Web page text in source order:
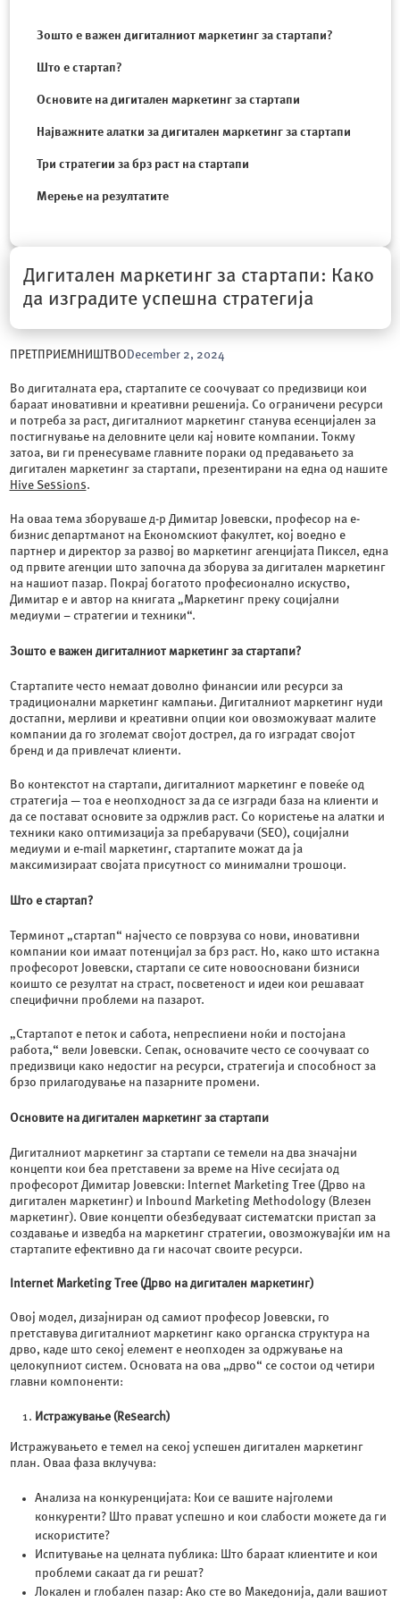
Зошто е важен дигиталниот маркетинг за стартапи?
Што е стартап?
Основите на дигитален маркетинг за стартапи
Најважните алатки за дигитален маркетинг за стартапи
Три стратегии за брз раст на стартапи
Мерење на резултатите
Дигитален маркетинг за стартапи: Како
да изградите успешна стратегија
ПРЕТПРИЕМНИШТВО December 2, 2024
Во дигиталната ера, стартапите се соочуваат со предизвици кои
бараат иновативни и креативни решенија. Со ограничени ресурси
и потреба за раст, дигиталниот маркетинг станува есенцијален за
постигнување на деловните цели кај новите компании. Токму
затоа, ви ги пренесуваме главните пораки од предавањето за
дигитален маркетинг за стартапи, презентирани на една од нашите
Hive Sessions.
На оваа тема зборуваше д-р Димитар Јовевски, професор на е-
бизнис департманот на Економскиот факултет, кој воедно е
партнер и директор за развој во маркетинг агенцијата Пиксел, една
од првите агенции што започна да зборува за дигитален маркетинг
на нашиот пазар. Покрај богатото професионално искуство,
Димитар е и автор на книгата „Маркетинг преку социјални
медиуми – стратегии и техники“.
Зошто е важен дигиталниот маркетинг за стартапи?
Стартапите често немаат доволно финансии или ресурси за
традиционални маркетинг кампањи. Дигиталниот маркетинг нуди
достапни, мерливи и креативни опции кои овозможуваат малите
компании да го зголемат својот дострел, да го изградат својот
бренд и да привлечат клиенти.
Во контекстот на стартапи, дигиталниот маркетинг е повеќе од
стратегија — тоа е неопходност за да се изгради база на клиенти и
да се постават основите за одржлив раст. Со користење на алатки и
техники како оптимизација за пребарувачи (SEO), социјални
медиуми и е-mail маркетинг, стартапите можат да ја
максимизираат својата присутност со минимални трошоци.
Што е стартап?
Терминот „стартап“ најчесто се поврзува со нови, иновативни
компании кои имаат потенцијал за брз раст. Но, како што истакна
професорот Јовевски, стартапи се сите новоосновани бизниси
коишто се резултат на страст, посветеност и идеи кои решаваат
специфични проблеми на пазарот.
„Стартапот е петок и сабота, непреспиени ноќи и постојана
работа,“ вели Јовевски. Сепак, основачите често се соочуваат со
предизвици како недостиг на ресурси, стратегија и способност за
брзо прилагодување на пазарните промени.
Основите на дигитален маркетинг за стартапи
Дигиталниот маркетинг за стартапи се темели на два значајни
концепти кои беа претставени за време на Hive сесијата од
професорот Димитар Јовевски: Internet Marketing Tree (Дрво на
дигитален маркетинг) и Inbound Marketing Methodology (Влезен
маркетинг). Овие концепти обезбедуваат систематски пристап за
создавање и изведба на маркетинг стратегии, овозможувајќи им на
стартапите ефективно да ги насочат своите ресурси.
Internet Marketing Tree (Дрво на дигитален маркетинг)
Овој модел, дизајниран од самиот професор Јовевски, го
претставува дигиталниот маркетинг како органска структура на
дрво, каде што секој елемент е неопходен за одржување на
целокупниот систем. Основата на ова „дрво“ се состои од четири
главни компоненти:
Истражување (Research)
Истражувањето е темел на секој успешен дигитален маркетинг
план. Оваа фаза вклучува:
Анализа на конкуренцијата: Кои се вашите најголеми
конкуренти? Што прават успешно и кои слабости можете да ги
искористите?
Испитување на целната публика: Што бараат клиентите и кои
проблеми сакаат да ги решат?
Локален и глобален пазар: Ако сте во Македонија, дали вашиот